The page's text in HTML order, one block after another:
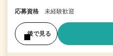
応募資格 未経験歓迎
後で見る